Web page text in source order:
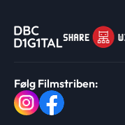
Følg Filmstriben: